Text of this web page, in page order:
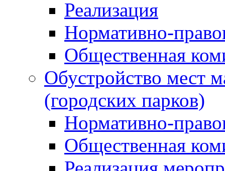
Реализация
Нормативно-
Общественная
Обустройство мест
(городских парков)
Нормативно-
Общественная